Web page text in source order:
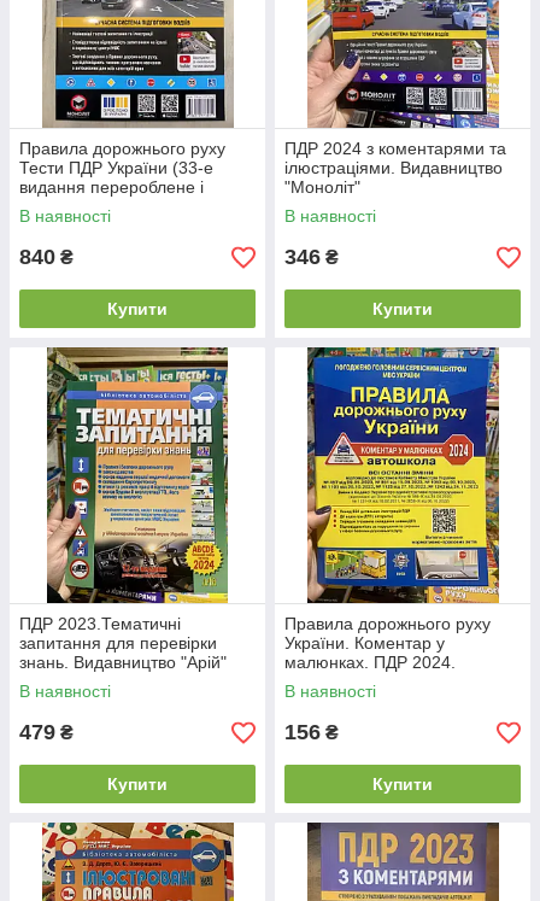
Правила дорожнього руху
Тести ПДР України (33-е
видання перероблене і
доповнене)
В наявності
840 ₴
Купити
ПДР 2024 з коментарями та
ілюстраціями. Видавництво
"Моноліт"
В наявності
346 ₴
Купити
ПДР 2023.Тематичні
запитання для перевірки
знань. Видавництво "Арій"
В наявності
479 ₴
Купити
Правила дорожнього руху
України. Коментар у
малюнках. ПДР 2024.
Фоменко
В наявності
156 ₴
Купити